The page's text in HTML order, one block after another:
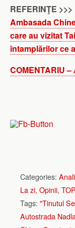
REFERINŢE >>>
Ambasada
care au vizitat
întamplărilor ce
COMENTARIU
Categories:
La zi, Opinii,
Tags: "Tinutul
Autostrada